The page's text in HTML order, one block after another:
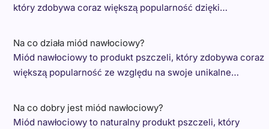
który zdobywa coraz większą popularność dzięki…
Na co działa miód nawłociowy?
Miód nawłociowy to produkt pszczeli, który zdobywa coraz
większą popularność ze względu na swoje unikalne…
Na co dobry jest miód nawłociowy?
Miód nawłociowy to naturalny produkt pszczeli, który